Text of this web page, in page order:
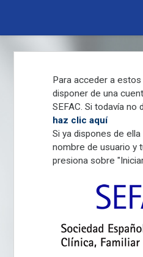
Para acceder a
disponer de una
SEFAC. Si todavía no
haz clic aquí
Si ya dispones de
nombre de usuario y
presiona sobre